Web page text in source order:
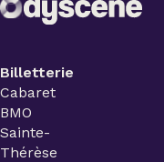
Billetterie
Cabaret
BMO
Sainte-
Thérèse